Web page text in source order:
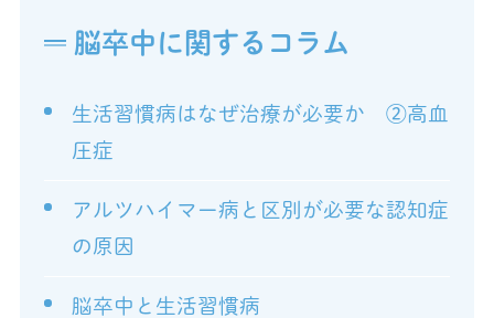
脳卒中に関するコラム
生活習慣病はなぜ治療が必要か ②高血
圧症
アルツハイマー病と区別が必要な認知症
の原因
脳卒中と生活習慣病